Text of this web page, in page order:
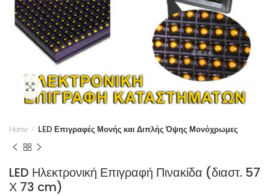
Click to enlarge
Home LED Επιγραφές Μονής και Διπλής Όψης Μονόχρωμες
LED Ηλεκτρονική Επιγραφή Πινακίδα (διαστ. 57
Χ 73 cm)